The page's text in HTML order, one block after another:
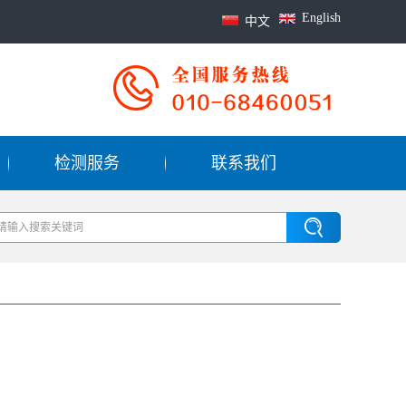
English
中文
检测服务 联系我们